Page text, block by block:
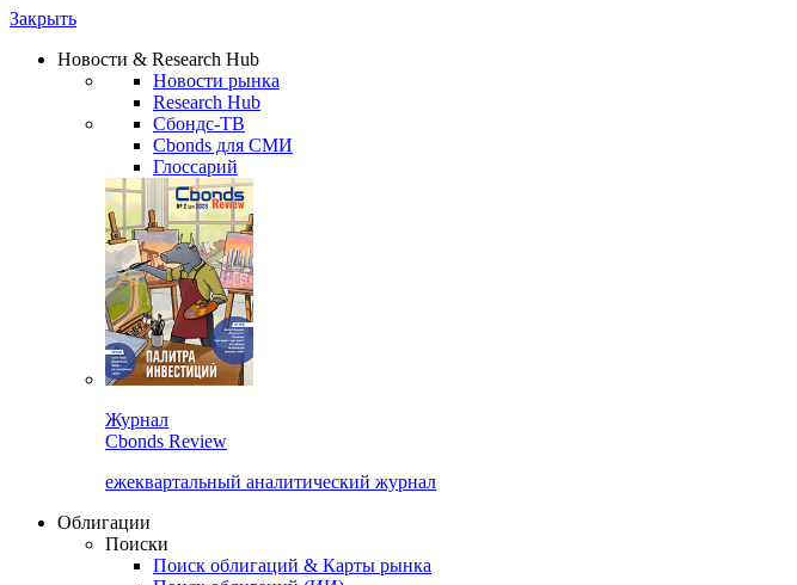
Надстройка XLS
Сбондс Люди
Новости & Research Hub
Новости рынка
Research Hub
Сбондс-ТВ
Cbonds для СМИ
Глоссарий
Журнал
Cbonds Review
ежеквартальный аналитический журнал